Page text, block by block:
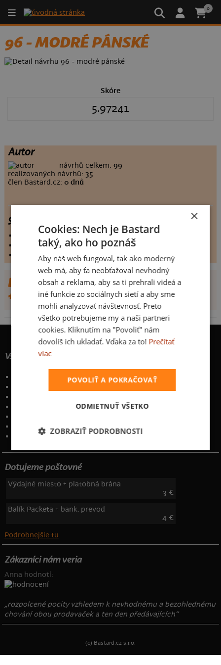
0
96 - MODRÉ PÁNSKÉ
Skóre
5.97241
Autor
návrhů celkem:99
realizovaných návrhů: 35
člen Bastard.cz:0 dnů
96 - modré pánské
vystaveno dne:8.6.2008
hodnoceno:145 krát
komentářů:
0
DALŠÍ NÁVRHY OD KAMIL MŰLLER
+ BASTARD.CZ
Všetko o nákupe
Poštovné a spôsoby doručenia
: info@bastard.sk
Telefón: 222 205 835
Dotujeme poštovné
Výdajné miesto + platobná brána
3 €
Balík Packeta + bank. prevod
4 €
Podrobnejšie tu
Zákazníci nám veria
Anna hodnotí:
„rozpolcené pocity vzhledem k nevhodnému a bezohlednému
chování obou prodavaček a ten den předávajících“
(c) Bastard.cz s.r.o.
×
Cookies: Nech je Bastard
taký, ako ho poznáš
Aby náš web fungoval, tak ako moderný
web má, aby ťa neobťažoval nevhodný
obsah a reklama, aby sa ti prehrali videá a
iné funkcie zo sociálnych sietí a aby sme
mohli analyzovať návštevnosť. Preto
všetko potrebujeme my a naši partneri
cookies. Kliknutím na "Povoliť" nám
dovolíš ich ukladať. Vďaka za to! Prečítať
viac
POVOLIŤ A POKRAČOVAŤ
ODMIETNUŤ VŠETKO
ZOBRAZIŤ PODROBNOSTI